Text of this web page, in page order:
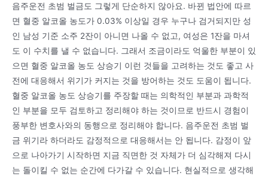
음주운전 초범 벌금도 그렇게 단순하지 않아요. 바뀐 법안에 따르
면 혈중 알코올 농도가 0.03% 이상일 경우 누구나 검거되지만 성
인 남성 기준 소주 2잔이 아니면 나올 수 없고, 여성은 1잔을 마셔
도 이 수치를 낼 수 없습니다. 그래서 조금이라도 억울한 부분이 있
으면 혈중 알코올 농도 상승기 이런 것들을 고려하는 것도 좋고 사
전에 대응해서 위기가 커지는 것을 방어하는 것도 도움이 됩니다.
혈중 알코올 농도 상승기를 주장할 때는 의학적인 부분과 과학적
인 부분을 모두 검토하고 정리해야 하는 것이므로 반드시 경험이
풍부한 변호사와의 동행으로 정리해야 합니다. 음주운전 초범 벌
금 위기라 하더라도 감정적으로 대응해서는 안 됩니다. 감정이 앞
으로 나아가기 시작하면 지금 직면한 것 자체가 더 심각해져 다시
는 돌이킬 수 없는 순간에 다가갈 수 있습니다. 현실적으로 생각해